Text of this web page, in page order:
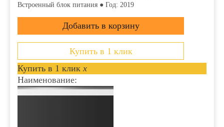
Встроенный блок питания ● Год: 2019
Купить в 1 клик
Купить в 1 клик x
Наименование: